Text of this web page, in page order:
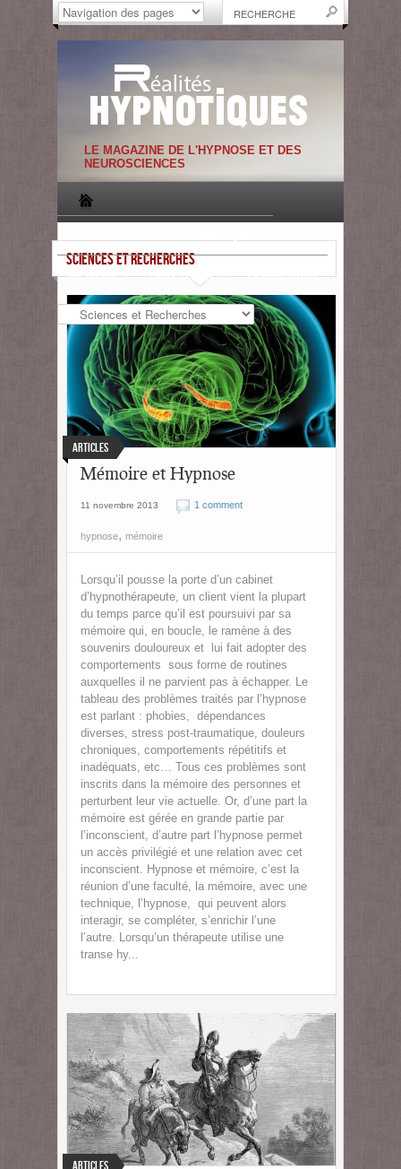
LE MAGAZINE DE L'HYPNOSE ET DES
NEUROSCIENCES
MEMBRES CATEGORIES CONNEXION
SCIENCES ET RECHERCHES
Articles
Mémoire et Hypnose
11 novembre 2013 1 comment
hypnose, mémoire
Lorsqu’il pousse la porte d’un cabinet
d’hypnothérapeute, un client vient la plupart
du temps parce qu’il est poursuivi par sa
mémoire qui, en boucle, le ramène à des
souvenirs douloureux et lui fait adopter des
comportements sous forme de routines
auxquelles il ne parvient pas à échapper. Le
tableau des problèmes traités par l’hypnose
est parlant : phobies, dépendances
diverses, stress post-traumatique, douleurs
chroniques, comportements répétitifs et
inadéquats, etc… Tous ces problèmes sont
inscrits dans la mémoire des personnes et
perturbent leur vie actuelle. Or, d’une part la
mémoire est gérée en grande partie par
l’inconscient, d’autre part l’hypnose permet
un accès privilégié et une relation avec cet
inconscient. Hypnose et mémoire, c’est la
réunion d’une faculté, la mémoire, avec une
technique, l’hypnose, qui peuvent alors
interagir, se compléter, s’enrichir l’une
l’autre. Lorsqu’un thérapeute utilise une
transe hy...
Articles